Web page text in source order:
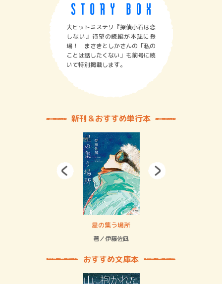
大ヒットミステリ『探偵小石は恋
しない』待望の続編が本誌に登
場！ まさきとしかさんの「私の
ことは話したくない」も前号に続
いて特別掲載します。
新刊＆おすすめ単行本
星の集う場所
著／伊藤佐凪
おすすめ文庫本